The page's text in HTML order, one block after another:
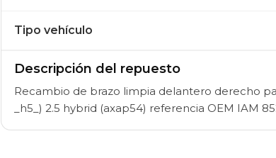
Tipo vehículo
Descripción del repuesto
Recambio de brazo limpia delantero derecho
_h5_) 2.5 hybrid (axap54) referencia OEM IAM